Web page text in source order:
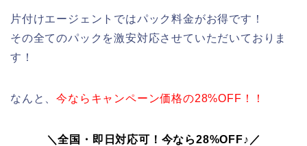
片付けエージェントではパック料金がお得です！
その全てのパックを激安対応させていただいておりま
す！
なんと、今ならキャンペーン価格の28%OFF！！
＼全国・即日対応可！今なら28%OFF♪／